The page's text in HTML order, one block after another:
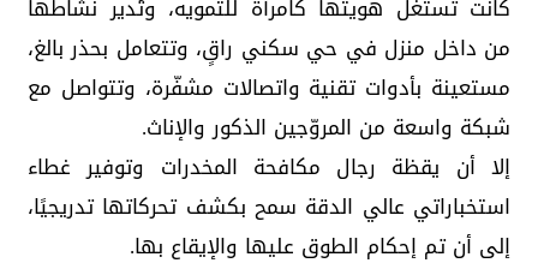
كانت تستغل هويتها كامرأة للتمويه، وتُدير نشاطها
من داخل منزل في حي سكني راقٍ، وتتعامل بحذر بالغ،
مستعينة بأدوات تقنية واتصالات مشفّرة، وتتواصل مع
شبكة واسعة من المروّجين الذكور والإناث.
إلا أن يقظة رجال مكافحة المخدرات وتوفير غطاء
استخباراتي عالي الدقة سمح بكشف تحركاتها تدريجيًا،
إلى أن تم إحكام الطوق عليها والإيقاع بها.